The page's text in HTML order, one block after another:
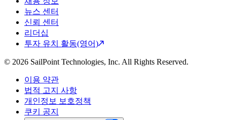
뉴스 센터
신뢰 센터
리더십
투자 유치 활동(영어)
© 2026 SailPoint Technologies, Inc. All Rights Reserved.
이용 약관
법적 고지 사항
개인정보 보호정책
쿠키 공지